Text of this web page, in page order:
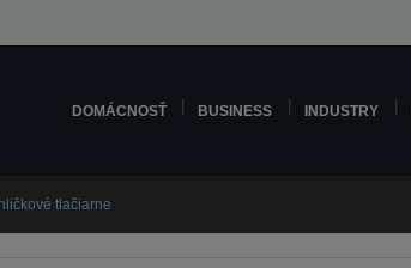
DOMÁCNOSŤ BUSINESS INDUSTRY
tlačiarne